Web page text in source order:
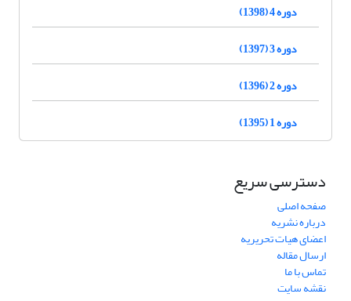
دوره 4 (1398)
دوره 3 (1397)
دوره 2 (1396)
دوره 1 (1395)
دسترسی سریع
صفحه اصلی
درباره نشریه
اعضای هیات تحریریه
ارسال مقاله
تماس با ما
نقشه سایت